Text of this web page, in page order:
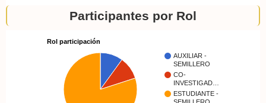
Participantes por Rol
Rol participación
AUXILIAR -
SEMILLERO
CO-
INVESTIGAD…
ESTUDIANTE -